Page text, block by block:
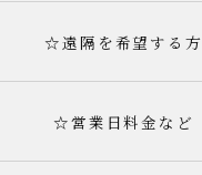
☆遠隔を希望する方
☆営業日料金など